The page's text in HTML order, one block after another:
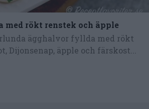
rökt renstek och äpple
ägghalvor fyllda med rökt
Dijonsenap, äpple och färskost...